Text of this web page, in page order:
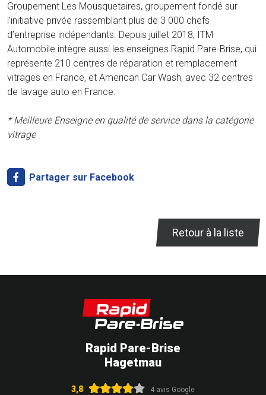
Groupement Les Mousquetaires, groupement fondé sur
l’initiative privée rassemblant plus de 3 000 chefs
d’entreprise indépendants. Depuis juillet 2018, ITM
Automobile intègre aussi les enseignes Rapid Pare-Brise, qui
représente 210 centres de réparation et remplacement
vitrages en France, et American Car Wash, avec 32 centres
de lavage auto en France.
* Meilleure Enseigne en qualité de service dans la catégorie
vitrage
Partager sur Facebook
Retour à la liste
Rapid Pare-Brise
Hagetmau
3,8 4 avis Google